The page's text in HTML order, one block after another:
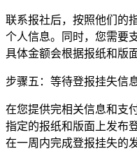
联系报社后，按照他们的
个人信息。同时，您需要
具体金额会根据报纸和版
步骤五：等待登报挂失信
在您提供完相关信息和支
指定的报纸和版面上发布
在一周内完成登报挂失的发